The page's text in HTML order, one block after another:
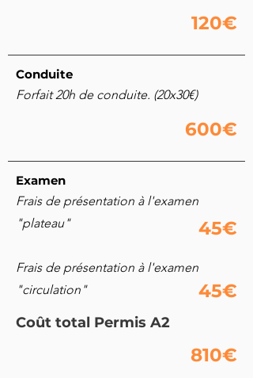
120€
Conduite
Forfait 20h de conduite. (20x30€)
600€
Examen
Frais de présentation à l'examen
"plateau"
Frais de présentation à l'examen
"circulation"
45€
45€
Coût total Permis A2
810€